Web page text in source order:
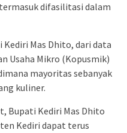
difasilitasi dalam
Mas Dhito, dari data
Usaha Mikro (Kopusmik)
mayoritas sebanyak
kuliner.
Bupati Kediri Mas Dhito
Kediri dapat terus